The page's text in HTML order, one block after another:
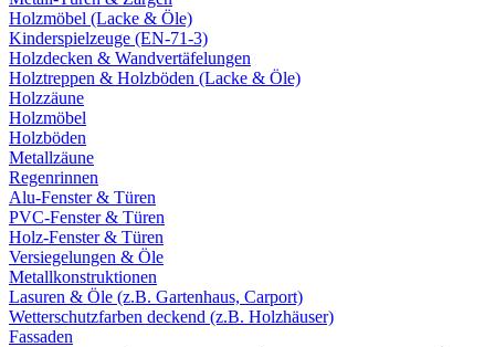
Holzmöbel (Lacke & Öle)
Kinderspielzeuge (EN-71-3)
Holzdecken & Wandvertäfelungen
Holztreppen & Holzböden (Lacke & Öle)
Holzzäune
Holzmöbel
Holzböden
Metallzäune
Regenrinnen
Alu-Fenster & Türen
PVC-Fenster & Türen
Holz-Fenster & Türen
Versiegelungen & Öle
Metallkonstruktionen
Lasuren & Öle (z.B. Gartenhaus, Carport)
Wetterschutzfarben deckend (z.B. Holzhäuser)
Fassaden